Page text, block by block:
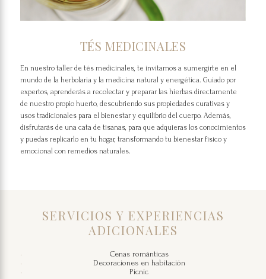
TÉS MEDICINALES
En nuestro taller de tés medicinales, te invitamos a sumergirte en el
mundo de la herbolaria y la medicina natural y energética. Guiado por
expertos, aprenderás a recolectar y preparar las hierbas directamente
de nuestro propio huerto, descubriendo sus propiedades curativas y
usos tradicionales para el bienestar y equilibrio del cuerpo. Además,
disfrutarás de una cata de tisanas, para que adquieras los conocimientos
y puedas replicarlo en tu hogar, transformando tu bienestar físico y
emocional con remedios naturales.
SERVICIOS Y EXPERIENCIAS
ADICIONALES
Cenas románticas
Decoraciones en habitación
Picnic